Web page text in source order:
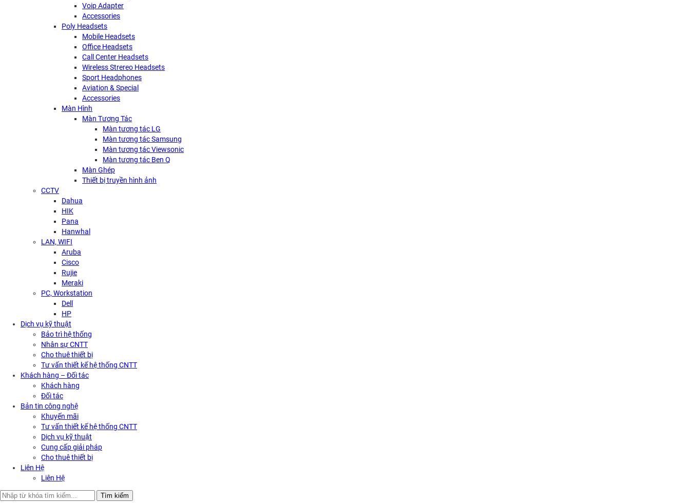
Voip Adapter
Accessories
Poly Headsets
Mobile Headsets
Office Headsets
Call Center Headsets
Wireless Strereo Headsets
Sport Headphones
Aviation & Special
Accessories
Màn Hình
Màn Tương Tác
Màn tương tác LG
Màn tương tác Samsung
Màn tương tác Viewsonic
Màn tương tác Ben Q
Màn Ghép
Thiết bị truyền hình ảnh
CCTV
Dahua
HIK
Pana
Hanwhal
LAN, WIFI
Aruba
Cisco
Rujie
Meraki
PC, Workstation
Dell
HP
Dịch vụ kỹ thuật
Bảo trì hệ thống
Nhân sự CNTT
Cho thuê thiết bị
Tư vấn thiết kế hệ thống CNTT
Khách hàng – Đối tác
Khách hàng
Đối tác
Bản tin công nghệ
Khuyến mãi
Tư vấn thiết kế hệ thống CNTT
Dịch vụ kỹ thuật
Cung cấp giải pháp
Cho thuê thiết bị
Liên Hệ
Liên Hệ
Search
Tìm kiếm